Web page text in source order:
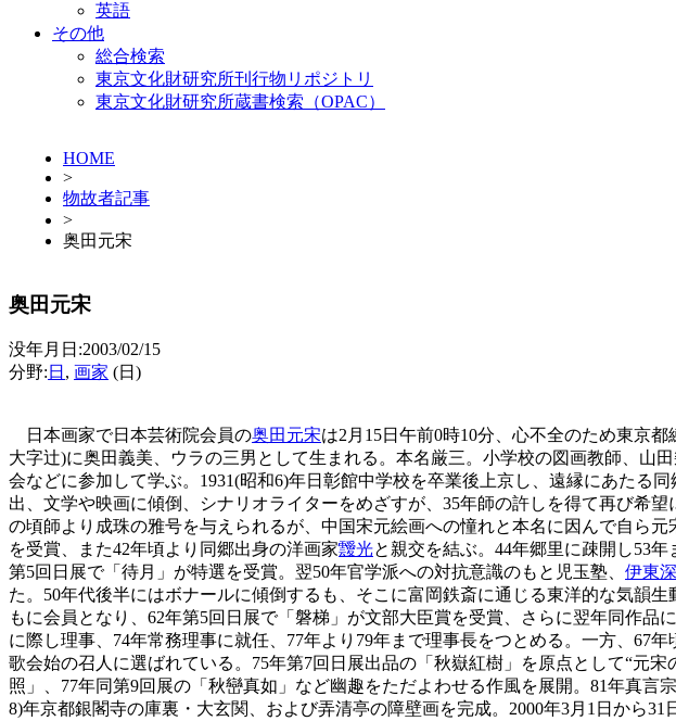
英語
その他
総合検索
東京文化財研究所刊行物リポジトリ
東京文化財研究所蔵書検索（OPAC）
HOME
>
物故者記事
>
奥田元宋
奥田元宋
没年月日:2003/02/15
分野: 日 , 画家 (日)
日本画家で日本芸術院会員の奥田元宋は2月15日午前0時10分、心不全のため東京
大字辻)に奥田義美、ウラの三男として生まれる。本名厳三。小学校の図画教師、山
会などに参加して学ぶ。1931(昭和6)年日彰館中学校を卒業後上京し、遠縁にあたる同
出、文学や映画に傾倒、シナリオライターをめざすが、35年師の許しを得て再び希
の頃師より成珠の雅号を与えられるが、中国宋元絵画への憧れと本名に因んで自ら
を受賞、また42年頃より同郷出身の洋画家靉光と親交を結ぶ。44年郷里に疎開し53
第5回日展で「待月」が特選を受賞。翌50年官学派への対抗意識のもと児玉塾、 伊東
た。50年代後半にはボナールに傾倒するも、そこに富岡鉄斎に通じる東洋的な気韻
もに会員となり、62年第5回日展で「磐梯」が文部大臣賞を受賞、さらに翌年同作
に際し理事、74年常務理事に就任、77年より79年まで理事長をつとめる。一方、67
歌会始の召人に選ばれている。75年第7回日展出品の「秋嶽紅樹」を原点として“元
照」、77年同第9回展の「秋巒真如」など幽趣をただよわせる作風を展開。81年真
8)年京都銀閣寺の庫裏・大玄関、および弄清亭の障壁画を完成。2000年3月1日から